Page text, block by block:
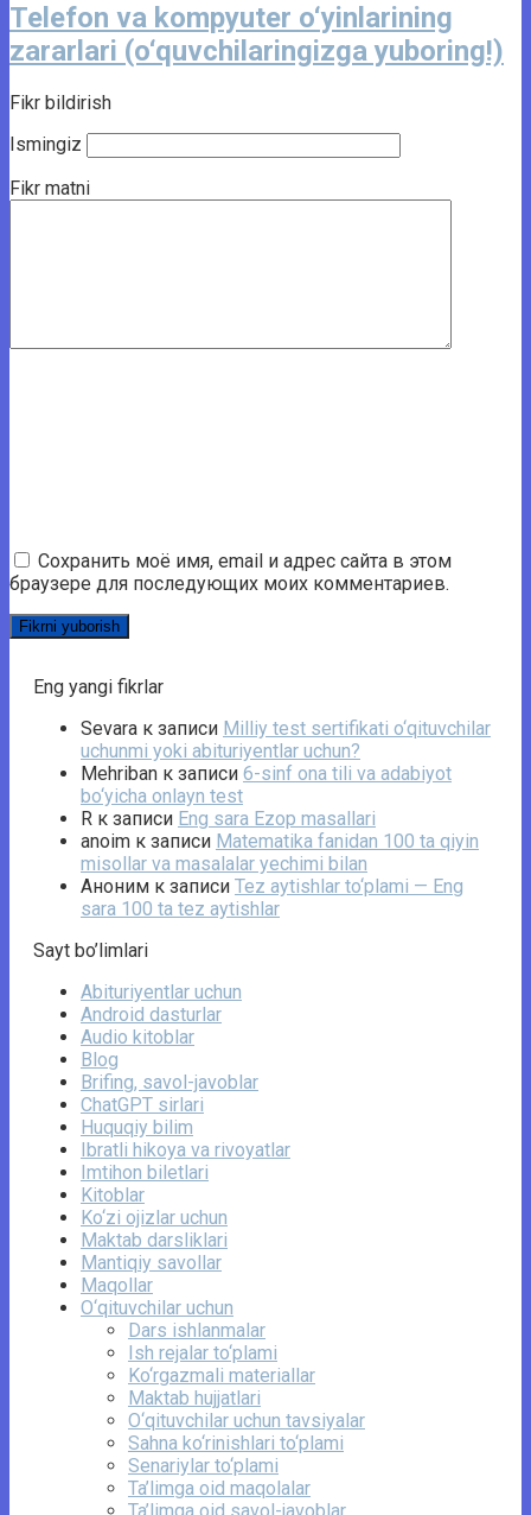
Telefon va kompyuter o‘yinlarining
zararlari (o‘quvchilaringizga yuboring!)
Fikr bildirish
Ismingiz
Fikr matni
Сохранить моё имя, email и адрес сайта в этом
браузере для последующих моих комментариев.
Eng yangi fikrlar
Sevara к записи Milliy test sertifikati o‘qituvchilar
uchunmi yoki abituriyentlar uchun?
Mehriban к записи 6-sinf ona tili va adabiyot
bo‘yicha onlayn test
R к записи Eng sara Ezop masallari
anoim к записи Matematika fanidan 100 ta qiyin
misollar va masalalar yechimi bilan
Аноним к записи Tez aytishlar to‘plami — Eng
sara 100 ta tez aytishlar
Sayt bo’limlari
Abituriyentlar uchun
Android dasturlar
Audio kitoblar
Blog
Brifing, savol-javoblar
ChatGPT sirlari
Huquqiy bilim
Ibratli hikoya va rivoyatlar
Imtihon biletlari
Kitoblar
Ko‘zi ojizlar uchun
Maktab darsliklari
Mantiqiy savollar
Maqollar
O‘qituvchilar uchun
Dars ishlanmalar
Ish rejalar to‘plami
Ko‘rgazmali materiallar
Maktab hujjatlari
O‘qituvchilar uchun tavsiyalar
Sahna ko‘rinishlari to‘plami
Senariylar to‘plami
Ta’limga oid maqolalar